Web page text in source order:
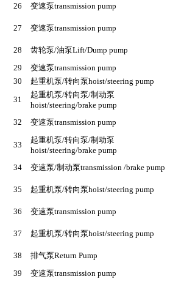
26 变速泵transmission pump
27 变速泵transmission pump
28 齿轮泵/油泵Lift/Dump pump
29
变速泵transmission pump
30
起重机泵/转向泵hoist/steering pump
31
起重机泵/转向泵/制动泵
hoist/steering/brake pump
32 变速泵transmission pump
33
起重机泵/转向泵/制动泵
hoist/steering/brake pump
34 变速泵/制动泵transmission /brake pump
35 起重机泵/转向泵hoist/steering pump
36 变速泵transmission pump
37 起重机泵/转向泵hoist/steering pump
38 排气泵Return Pump
39
变速泵transmission pump